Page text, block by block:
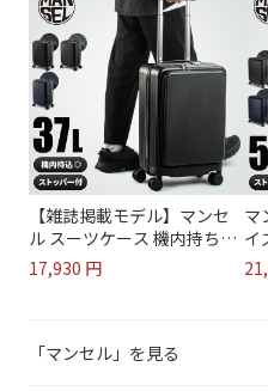
【雑誌掲載モデル】マンセ
ル スーツケース 機内持ち込
み Sサイズ SS 37L フロント
オープン ポケット ストッパ
17,930 円
マ
イ
ポ
量
「マンセル」を見る